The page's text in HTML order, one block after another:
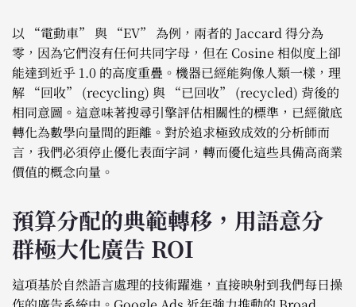
以 “電動車” 與 “EV” 為例，兩者的 Jaccard 得分為
零，因為它們沒有任何共同字母，但在 Cosine 相似度上卻
能達到近乎 1.0 的高度重疊。機器已經能夠像人類一樣，理
解 “回收” (recycling) 與 “已回收” (recycled) 背後的
相同意圖。這意味著搜尋引擎評估相關性的標準，已經徹底
轉化為數學向量間的距離。對於追求極致成效的分析師而
言，我們必須停止優化表面字詞，轉而優化這些具備高商業
價值的概念向量。
預算分配的典範轉移，用語意分
群極大化廣告 ROI
這項基於自然語言處理的技術躍進，直接映射到我們每日操